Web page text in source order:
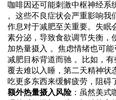
咖啡因还可能刺激中枢神经系
。这些不良症状会严重影响我
作息对于减肥至关重要。失眠
素分泌，导致食欲调节失衡，
加热量摄入 。焦虑情绪也可
减肥目标背道而驰 。比如，
覆去难以入睡，第二天精神状
吃更多东西来缓解疲劳，阻碍
额外热量摄入风险：虽然美式